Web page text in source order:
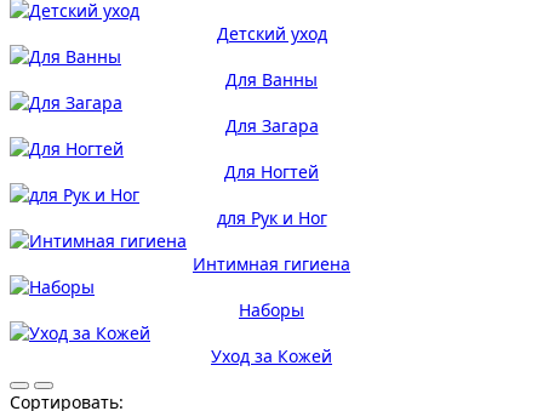
Детский уход
Для Ванны
Для Загара
Для Ногтей
для Рук и Ног
Интимная гигиена
Наборы
Уход за Кожей
Сортировать: